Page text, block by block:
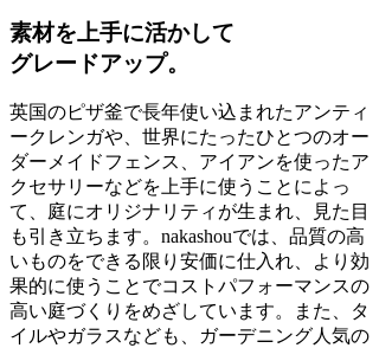
素材を上手に活かして
グレードアップ。
英国のピザ釜で長年使い込まれたアンティ
ークレンガや、世界にたったひとつのオー
ダーメイドフェンス、アイアンを使ったア
クセサリーなどを上手に使うことによっ
て、庭にオリジナリティが生まれ、見た目
も引き立ちます。nakashouでは、品質の高
いものをできる限り安価に仕入れ、より効
果的に使うことでコストパフォーマンスの
高い庭づくりをめざしています。また、タ
イルやガラスなども、ガーデニング人気の